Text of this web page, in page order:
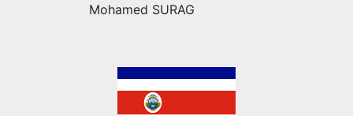
Mohamed SURAG